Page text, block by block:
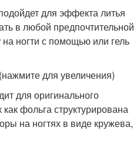
для эффекта литья
в любой предпочтительной
ногти с помощью или гель
для увеличения)
для оригинального
фольга структурирована
на ногтях в виде кружева,